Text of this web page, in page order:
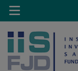
Saltar al contenido
Toggle
navigation